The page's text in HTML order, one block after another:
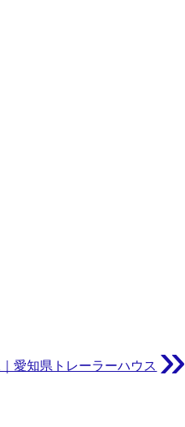
愛知県トレーラーハウス »